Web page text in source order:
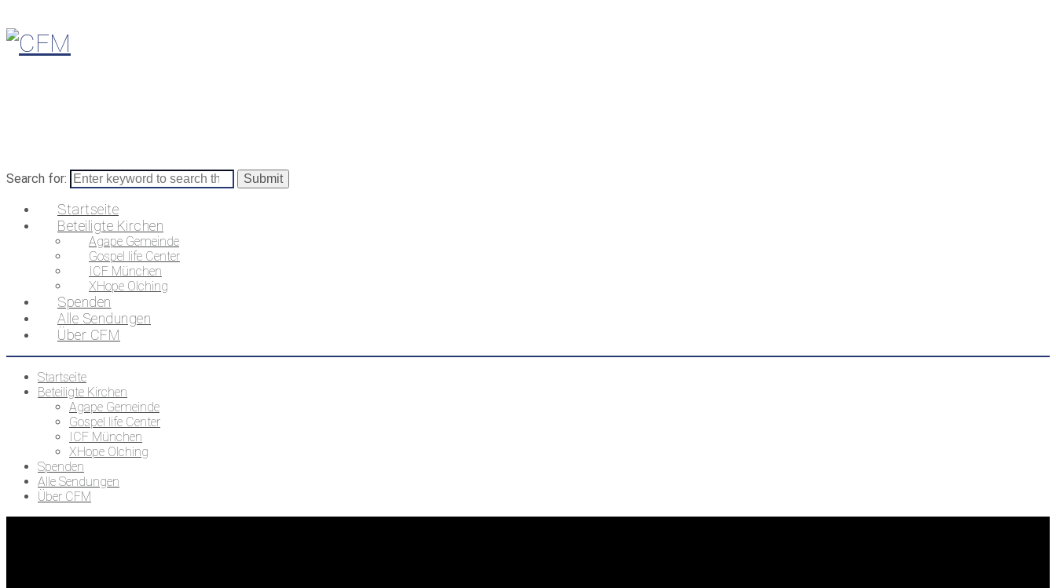
Search for:
Startseite
Beteiligte Kirchen
Agape Gemeinde
Gospel life Center
ICF München
XHope Olching
Spenden
Alle Sendungen
Über CFM
Startseite
Beteiligte Kirchen
Agape Gemeinde
Gospel life Center
ICF München
XHope Olching
Spenden
Alle Sendungen
Über CFM